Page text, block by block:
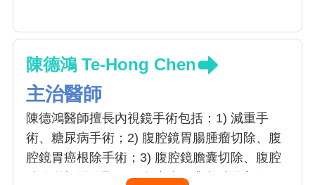
陳德鴻 Te-Hong Chen
主治醫師
陳德鴻醫師擅長內視鏡手術包括：1) 減重手
術、糖尿病手術；2) 腹腔鏡胃腸腫瘤切除、腹
腔鏡胃癌根除手術；3) 腹腔鏡膽囊切除、腹腔
鏡膽道切開及取石、腹腔鏡肝臟囊腫開窗引